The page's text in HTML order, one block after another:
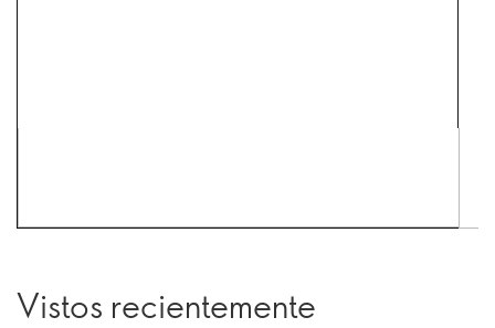
Vistos recientemente